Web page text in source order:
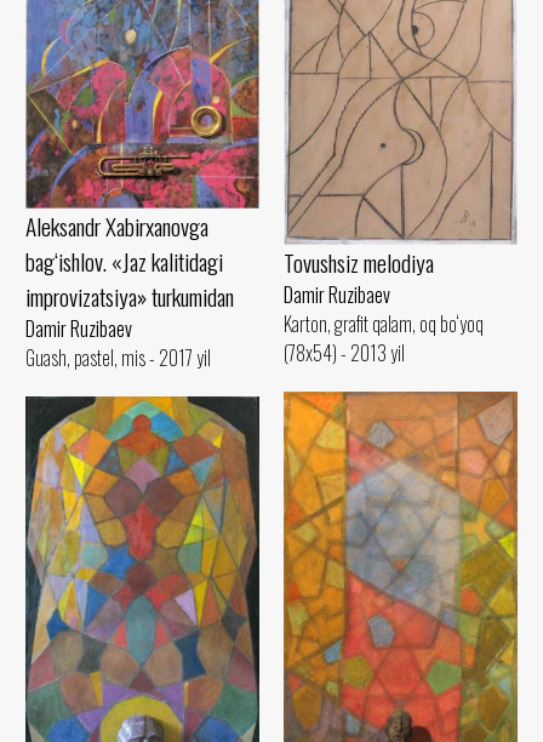
Tovushsiz melodiya
Damir Ruzibaev
Karton, grafit qalam, oq bo‘yoq
(78x54) - 2013 yil
Aleksandr Xabirxanovga
bag‘ishlov. «Jaz kalitidagi
improvizatsiya» turkumidan
Damir Ruzibaev
Guash, pastel, mis - 2017 yil